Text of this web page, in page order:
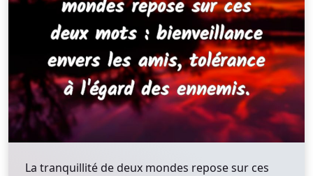
La tranquillité de deux mondes repose sur ces